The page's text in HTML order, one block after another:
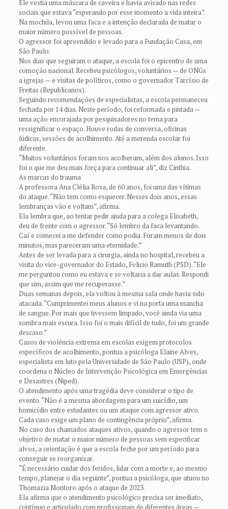
Ele vestia uma máscara de caveira e havia avisado nas redes
sociais que estava “esperando por esse momento a vida inteira”.
Na mochila, levou uma faca e a intenção declarada de matar o
maior número possível de pessoas.
O agressor foi apreendido e levado para a Fundação Casa, em
São Paulo.
Nos dias que seguiram o ataque, a escola foi o epicentro de uma
comoção nacional. Recebeu psicólogos, voluntários — de ONGs
a igrejas — e visitas de políticos, como o governador Tarcísio de
Freitas (Republicanos).
Seguindo recomendações de especialistas, a escola permaneceu
fechada por 14 dias. Neste período, foi reformada e pintada —
uma ação encorajada por pesquisadores no tema para
ressignificar o espaço. Houve rodas de conversa, oficinas
lúdicas, sessões de acolhimento. Até a merenda escolar foi
diferente.
“Muitos voluntários foram nos acolheram, além dos alunos. Isso
foi o que me deu mais força para continuar ali”, diz Cinthia.
As marcas do trauma
A professora Ana Clélia Rosa, de 60 anos, foi uma das vítimas
do ataque. “Não tem como esquecer. Nesses dois anos, essas
lembranças vão e voltam”, afirma.
Ela lembra que, ao tentar pedir ajuda para a colega Elisabeth,
deu de frente com o agressor. “Só lembro da faca levantando.
Caí e comecei a me defender como podia. Foram menos de dois
minutos, mas pareceram uma eternidade.”
Antes de ser levada para a cirurgia, ainda no hospital, recebeu a
visita do vice-governador do Estado, Felicio Ramuth (PSD). “Ele
me perguntou como eu estava e se voltaria a dar aulas. Respondi
que sim, assim que me recuperasse.”
Duas semanas depois, ela voltou à mesma sala onde havia sido
atacada. “Cumprimentei meus alunos e vi na porta uma mancha
de sangue. Por mais que tivessem limpado, você ainda via uma
sombra mais escura. Isso foi o mais difícil de tudo, foi um grande
descaso.”
Casos de violência extrema em escolas exigem protocolos
específicos de acolhimento, pontua a psicóloga Elaine Alves,
especialista em luto pela Universidade de São Paulo (USP), onde
coordena o Núcleo de Intervenção Psicológica em Emergências
e Desastres (Niped).
O atendimento após uma tragédia deve considerar o tipo de
evento. “Não é a mesma abordagem para um suicídio, um
homicídio entre estudantes ou um ataque com agressor ativo.
Cada caso exige um plano de contingência próprio”, afirma.
No caso dos chamados ataques ativos, quando o agressor tem o
objetivo de matar o maior número de pessoas sem especificar
alvos, a orientação é que a escola feche por um período para
conseguir se reorganizar.
“É necessário cuidar dos feridos, lidar com a morte e, ao mesmo
tempo, planejar o dia seguinte”, pontua a psicóloga, que atuou no
Thomazia Montoro após o ataque de 2023.
Ela afirma que o atendimento psicológico precisa ser imediato,
contínuo e articulado com profissionais de diferentes áreas —